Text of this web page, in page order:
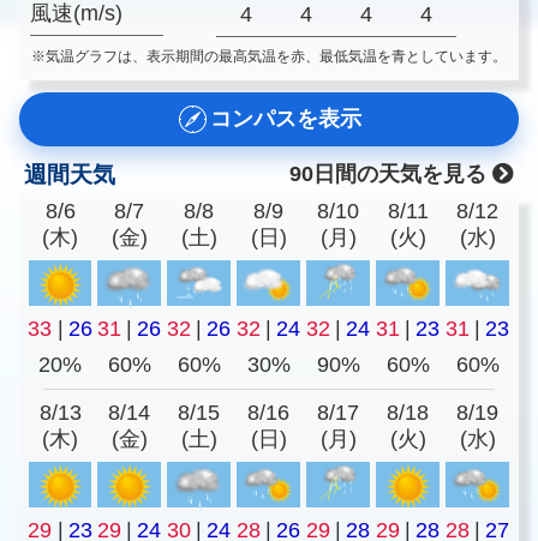
風速(m/s) 4 4 4 4
※気温グラフは、表示期間の最高気温を赤、最低気温を青としています。
コンパスを表示
週間天気
90日間の天気を見る
8/6
(木)
8/7
(金)
8/8
(土)
8/9
(日)
8/10
(月)
8/11
(火)
8/12
(水)
33 26 31 26 32 26 32 24 32 24 31 23 31
23
20%
60% 60% 30% 90% 60% 60%
8/13
(木)
8/14
(金)
8/15
(土)
8/16
(日)
8/17
(月)
8/18
(火)
8/19
(水)
29 23 29 24 30 24 28 26 29 28 29 28 28
27